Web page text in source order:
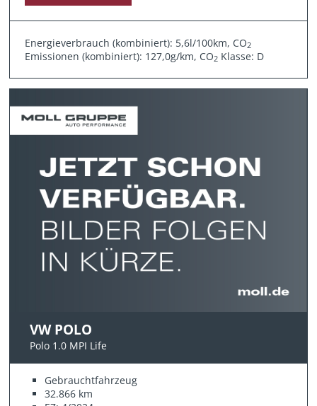
Energieverbrauch (kombiniert): 5,6l/100km, CO2
Emissionen (kombiniert): 127,0g/km, CO2 Klasse: D
VW POLO
Polo 1.0 MPI Life
Gebrauchtfahrzeug
32.866 km